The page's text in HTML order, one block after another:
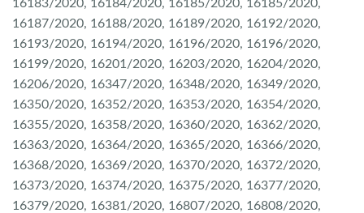
16183/2020, 16184/2020, 16185/2020, 16185/2020,
16187/2020, 16188/2020, 16189/2020, 16192/2020,
16193/2020, 16194/2020, 16196/2020, 16196/2020,
16199/2020, 16201/2020, 16203/2020, 16204/2020,
16206/2020, 16347/2020, 16348/2020, 16349/2020,
16350/2020, 16352/2020, 16353/2020, 16354/2020,
16355/2020, 16358/2020, 16360/2020, 16362/2020,
16363/2020, 16364/2020, 16365/2020, 16366/2020,
16368/2020, 16369/2020, 16370/2020, 16372/2020,
16373/2020, 16374/2020, 16375/2020, 16377/2020,
16379/2020, 16381/2020, 16807/2020, 16808/2020,